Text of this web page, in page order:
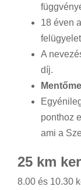
18 éven
A
díj.
ponthoz
ami a
25 km
8.00 és 10.30